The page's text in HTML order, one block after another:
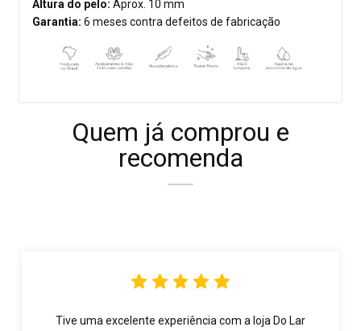
Altura do pelo: Aprox. 10 mm
Garantia: 6 meses contra defeitos de fabricação
Quem já comprou e
recomenda
Tive uma excelente experiência com a loja Do Lar